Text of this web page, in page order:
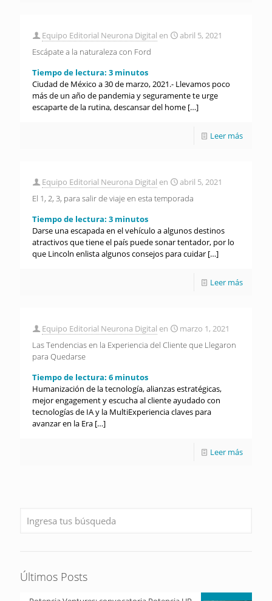
Equipo Editorial Neurona Digital en
abril 5, 2021
Escápate a la naturaleza con Ford
Tiempo de lectura: 3 minutos
Ciudad de México a 30 de marzo, 2021.- Llevamos poco
más de un año de pandemia y seguramente te urge
escaparte de la rutina, descansar del home […]
Leer más
Equipo Editorial Neurona Digital en
abril 5, 2021
El 1, 2, 3, para salir de viaje en esta temporada
Tiempo de lectura: 3 minutos
Darse una escapada en el vehículo a algunos destinos
atractivos que tiene el país puede sonar tentador, por lo
que Lincoln enlista algunos consejos para cuidar […]
Leer más
Equipo Editorial Neurona Digital en
marzo 1, 2021
Las Tendencias en la Experiencia del Cliente que Llegaron
para Quedarse
Tiempo de lectura: 6 minutos
Humanización de la tecnología, alianzas estratégicas,
mejor engagement y escucha al cliente ayudado con
tecnologías de IA y la MultiExperiencia claves para
avanzar en la Era […]
Leer más
Últimos Posts